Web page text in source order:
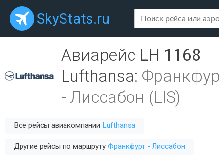
SkyStats.ru
Авиарейс LH 1168
Lufthansa:
- Лиссабон (LIS)
Все рейсы авиакомпании Lufthansa
Другие рейсы по маршруту Франкфурт - Лиссабон